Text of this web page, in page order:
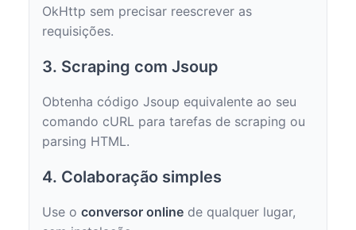
OkHttp sem precisar reescrever as
requisições.
3. Scraping com Jsoup
Obtenha código Jsoup equivalente ao seu
comando cURL para tarefas de scraping ou
parsing HTML.
4. Colaboração simples
Use o conversor online de qualquer lugar,